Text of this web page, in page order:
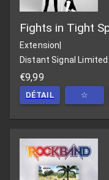
Fights in Tight
Extension|
Distant Signal Limited
€9,99
DÉTAIL ☆